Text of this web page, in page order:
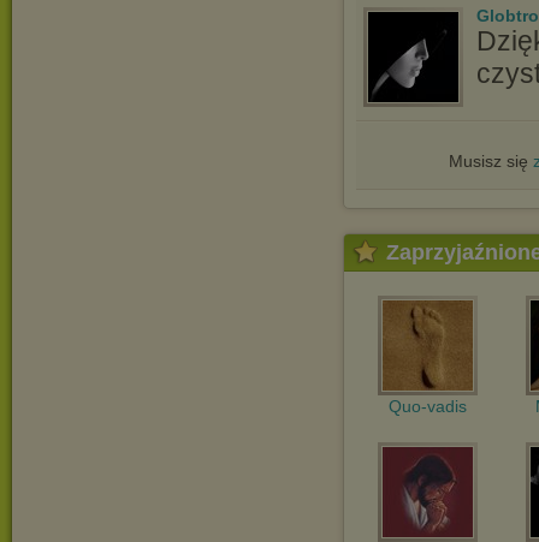
Musisz się
Quo-vadis